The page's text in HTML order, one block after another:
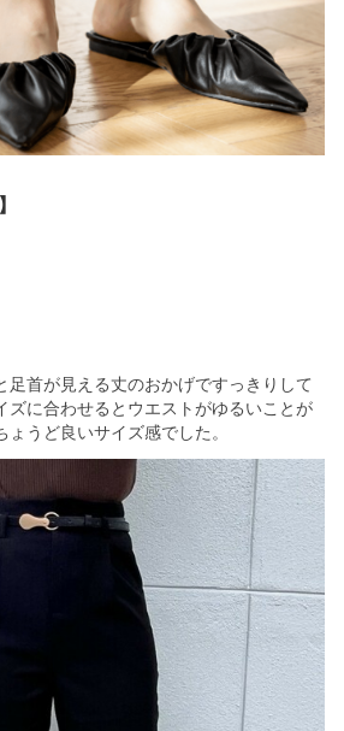
足首が見える丈のおかげですっきりして
ズに合わせるとウエストがゆるいことが